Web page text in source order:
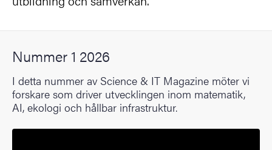
Nummer 1 2026
I detta nummer av Science & IT Magazine möter vi
forskare som driver utvecklingen inom matematik,
AI, ekologi och hållbar infrastruktur.